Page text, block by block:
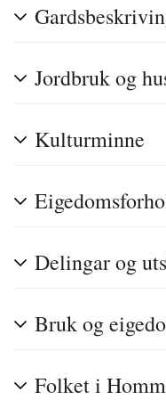
Jordbruk og
Kulturminne
Delingar og
Bruk og
Folket i